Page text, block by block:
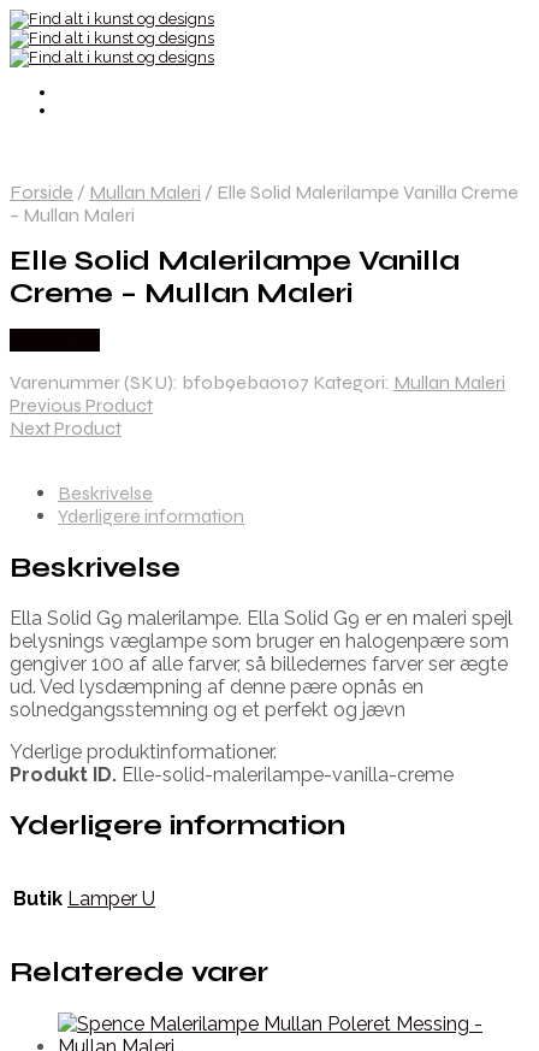
Forside / Mullan Maleri / Elle Solid Malerilampe Vanilla Creme
– Mullan Maleri
Elle Solid Malerilampe Vanilla
Creme – Mullan Maleri
Varenummer (SKU): bf0b9eba0107 Kategori: Mullan Maleri
Previous Product
Next Product
Beskrivelse
Yderligere information
Beskrivelse
Ella Solid G9 malerilampe. Ella Solid G9 er en maleri spejl
belysnings væglampe som bruger en halogenpære som
gengiver 100 af alle farver, så billedernes farver ser ægte
ud. Ved lysdæmpning af denne pære opnås en
solnedgangsstemning og et perfekt og jævn
Yderlige produktinformationer.
Produkt ID. Elle-solid-malerilampe-vanilla-creme
Yderligere information
Butik Lamper U
Relaterede varer